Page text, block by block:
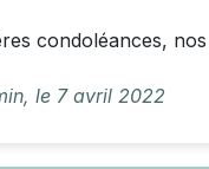
condoléances,
le 7 avril 2022